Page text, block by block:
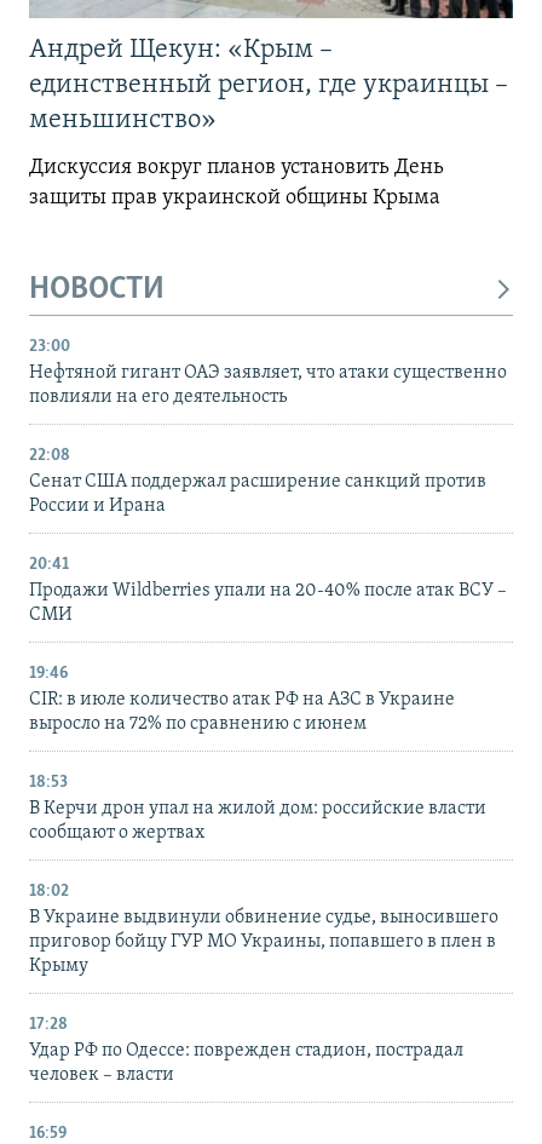
Андрей Щекун: «Крым –
единственный регион, где украинцы –
меньшинство»
Дискуссия вокруг планов установить День
защиты прав украинской общины Крыма
НОВОСТИ
23:00
Нефтяной гигант ОАЭ заявляет, что атаки существенно
повлияли на его деятельность
22:08
Сенат США поддержал расширение санкций против
России и Ирана
20:41
Продажи Wildberries упали на 20-40% после атак ВСУ –
СМИ
19:46
CIR: в июле количество атак РФ на АЗС в Украине
выросло на 72% по сравнению с июнем
18:53
В Керчи дрон упал на жилой дом: российские власти
сообщают о жертвах
18:02
В Украине выдвинули обвинение судье, выносившего
приговор бойцу ГУР МО Украины, попавшего в плен в
Крыму
17:28
Удар РФ по Одессе: поврежден стадион, пострадал
человек – власти
16:59